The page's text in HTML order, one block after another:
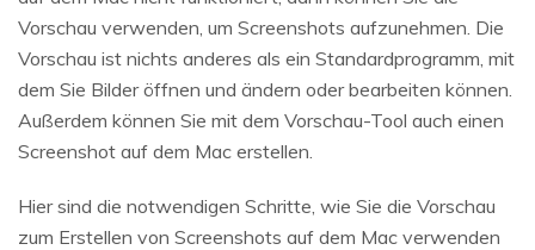
Vorschau verwenden, um Screenshots aufzunehmen. Die
Vorschau ist nichts anderes als ein Standardprogramm, mit
dem Sie Bilder öffnen und ändern oder bearbeiten können.
Außerdem können Sie mit dem Vorschau-Tool auch einen
Screenshot auf dem Mac erstellen.
Hier sind die notwendigen Schritte, wie Sie die Vorschau
zum Erstellen von Screenshots auf dem Mac verwenden